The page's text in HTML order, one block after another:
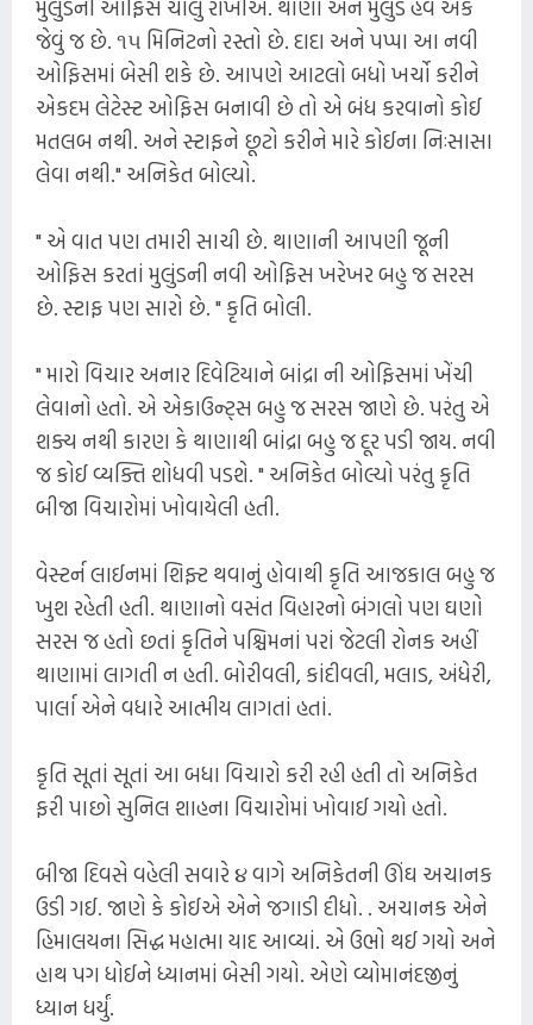
મુલુંડની ઓફિસ ચાલુ રાખીએ. થાણા અને મુલુંડ હવે એક
જેવું જ છે. ૧૫ મિનિટનો રસ્તો છે. દાદા અને પપ્પા આ નવી
ઓફિસમાં બેસી શકે છે. આપણે આટલો બધો ખર્ચો કરીને
એકદમ લેટેસ્ટ ઓફિસ બનાવી છે તો એ બંધ કરવાનો કોઈ
મતલબ નથી. અને સ્ટાફને છૂટો કરીને મારે કોઈના નિઃસાસા
લેવા નથી." અનિકેત બોલ્યો.
" એ વાત પણ તમારી સાચી છે. થાણાની આપણી જૂની
ઓફિસ કરતાં મુલુંડની નવી ઓફિસ ખરેખર બહુ જ સરસ
છે. સ્ટાફ પણ સારો છે. " કૃતિ બોલી.
" મારો વિચાર અનાર દિવેટિયાને બાંદ્રા ની ઓફિસમાં ખેંચી
લેવાનો હતો. એ એકાઉન્ટ્સ બહુ જ સરસ જાણે છે. પરંતુ એ
શક્ય નથી કારણ કે થાણાથી બાંદ્રા બહુ જ દૂર પડી જાય. નવી
જ કોઈ વ્યક્તિ શોધવી પડશે. " અનિકેત બોલ્યો પરંતુ કૃતિ
બીજા વિચારોમાં ખોવાયેલી હતી.
વેસ્ટર્ન લાઈનમાં શિફ્ટ થવાનું હોવાથી કૃતિ આજકાલ બહુ જ
ખુશ રહેતી હતી. થાણાનો વસંત વિહારનો બંગલો પણ ઘણો
સરસ જ હતો છતાં કૃતિને પશ્ચિમનાં પરાં જેટલી રોનક અહીં
થાણામાં લાગતી ન હતી. બોરીવલી, કાંદીવલી, મલાડ, અંધેરી,
પાર્લા એને વધારે આત્મીય લાગતાં હતાં.
કૃતિ સૂતાં સૂતાં આ બધા વિચારો કરી રહી હતી તો અનિકેત
ફરી પાછો સુનિલ શાહના વિચારોમાં ખોવાઈ ગયો હતો.
બીજા દિવસે વહેલી સવારે ૪ વાગે અનિકેતની ઊંઘ અચાનક
ઉડી ગઈ. જાણે કે કોઈએ એને જગાડી દીધો. . અચાનક એને
હિમાલયના સિદ્ધ મહાત્મા યાદ આવ્યાં. એ ઉભો થઈ ગયો અને
હાથ પગ ધોઈને ધ્યાનમાં બેસી ગયો. એણે વ્યોમાનંદજીનું
ધ્યાન ધર્યું.